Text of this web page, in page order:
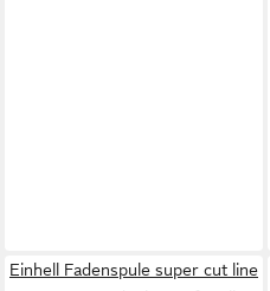
Einhell Fadenspule super cut line